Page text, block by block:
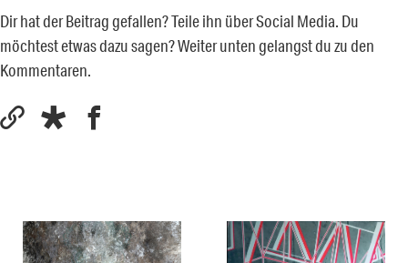
Dir hat der Beitrag gefallen? Teile ihn über Social Media. Du
möchtest etwas dazu sagen? Weiter unten gelangst du zu den
Kommentaren.